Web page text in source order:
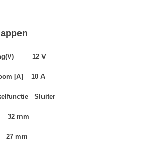
12 V
[A] 10 A
Sluiter
32 mm
27 mm